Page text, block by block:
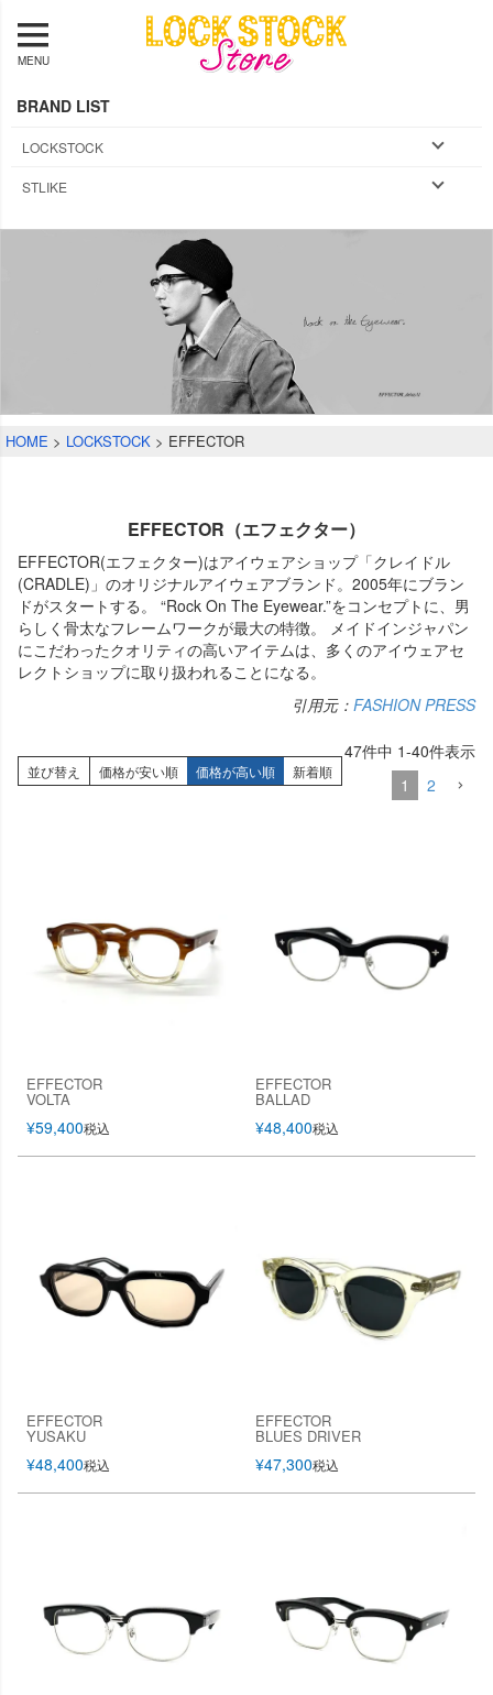
MENU
BRAND LIST
LOCKSTOCK
STLIKE
HOME LOCKSTOCK EFFECTOR
EFFECTOR（エフェクター）
EFFECTOR(エフェクター)はアイウェアショップ「クレイドル
(CRADLE)」のオリジナルアイウェアブランド。2005年にブラン
ドがスタートする。 “Rock On The Eyewear.”をコンセプトに、男
らしく骨太なフレームワークが最大の特徴。 メイドインジャパン
にこだわったクオリティの高いアイテムは、多くのアイウェアセ
レクトショップに取り扱われることになる。
引用元： FASHION PRESS
並び替え 価格が安い順 価格が高い順 新着順
47件中 1-40件表示
1
2
EFFECTOR
VOLTA
¥59,400税込
EFFECTOR
BALLAD
¥48,400税込
EFFECTOR
YUSAKU
¥48,400税込
EFFECTOR
BLUES DRIVER
¥47,300税込